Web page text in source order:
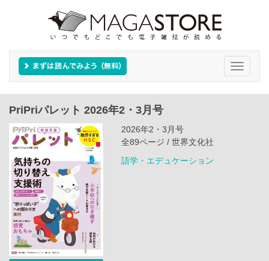
Toggle
PriPriパレット 2026年2・3月号
2026年2・3月号
全89ページ / 世界文化社
語学・エデュケーション